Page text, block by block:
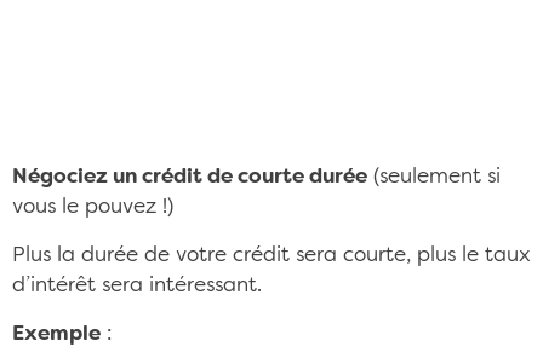
Négociez un crédit de courte durée (seulement si
vous le pouvez !)
Plus la durée de votre crédit sera courte, plus le taux
d’intérêt sera intéressant.
Exemple :